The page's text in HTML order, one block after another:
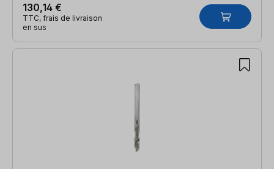
130,14 €
TTC, frais de livraison
en sus